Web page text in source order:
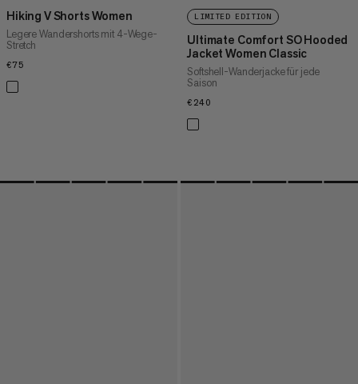
Hiking V Shorts Women
Legere Wandershorts mit 4-Wege-
Stretch
€75
LIMITED EDITION
Ultimate Comfort SO Hooded
Jacket Women Classic
Softshell-Wanderjacke für jede
Saison
€240